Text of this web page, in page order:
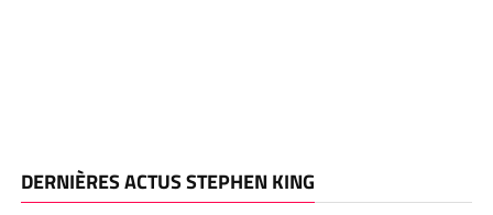
DERNIÈRES ACTUS STEPHEN KING